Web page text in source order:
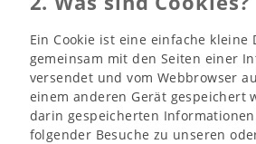
Ein Cookie ist eine einfache kleine
gemeinsam mit den Seiten einer
versendet und vom Webbrowser
einem anderen Gerät gespeichert
darin gespeicherten
folgender Besuche zu unseren